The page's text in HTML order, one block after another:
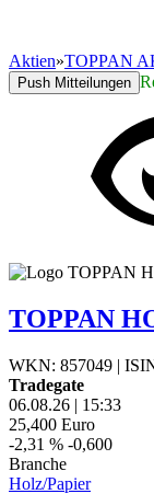
Aktien»TOPPAN
Push Mitteilungen
TOPPAN
WKN: 857049 |
Tradegate
06.08.26 | 15:33
25,400 Euro
-2,31 % -0,600
Branche
Holz/Papier